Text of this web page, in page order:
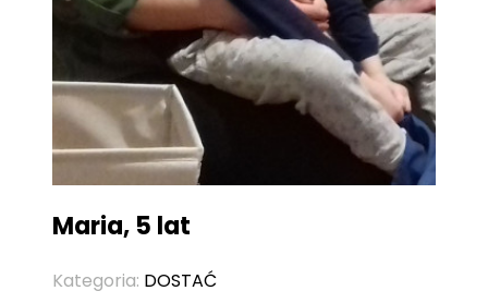
Maria, 5 lat
Kategoria: DOSTAĆ